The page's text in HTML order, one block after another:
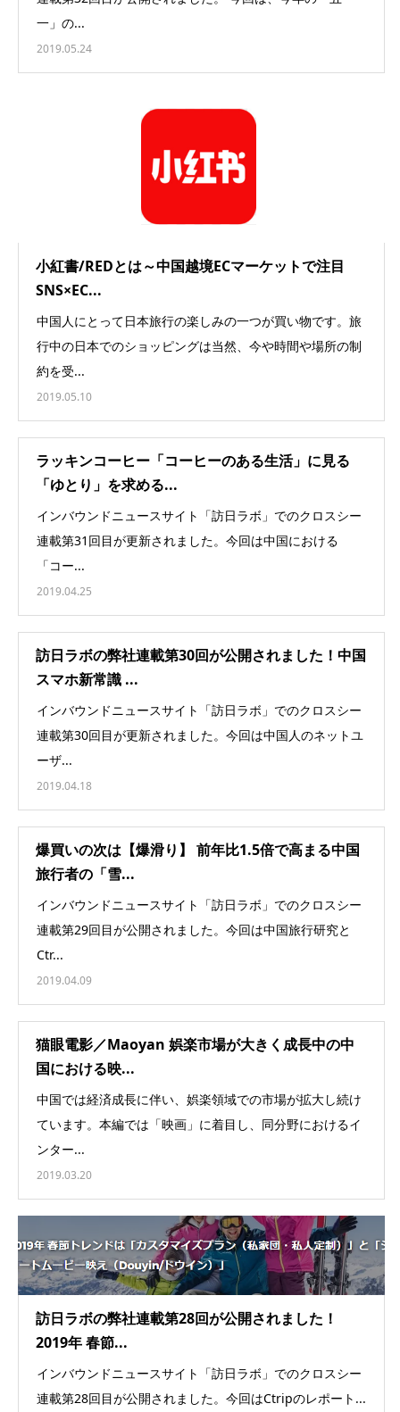
一」の...
2019.05.24
小紅書/REDとは～中国越境ECマーケットで注目
SNS×EC...
中国人にとって日本旅行の楽しみの一つが買い物です。旅
行中の日本でのショッピングは当然、今や時間や場所の制
約を受...
2019.05.10
ラッキンコーヒー「コーヒーのある生活」に見る
「ゆとり」を求める...
インバウンドニュースサイト「訪日ラボ」でのクロスシー
連載第31回目が更新されました。今回は中国における
「コー...
2019.04.25
訪日ラボの弊社連載第30回が公開されました！中国
スマホ新常識 ...
インバウンドニュースサイト「訪日ラボ」でのクロスシー
連載第30回目が更新されました。今回は中国人のネットユ
ーザ...
2019.04.18
爆買いの次は【爆滑り】 前年比1.5倍で高まる中国
旅行者の「雪...
インバウンドニュースサイト「訪日ラボ」でのクロスシー
連載第29回目が公開されました。今回は中国旅行研究と
Ctr...
2019.04.09
猫眼電影／Maoyan 娯楽市場が大きく成長中の中
国における映...
中国では経済成長に伴い、娯楽領域での市場が拡大し続け
ています。本編では「映画」に着目し、同分野におけるイ
ンター...
2019.03.20
訪日ラボの弊社連載第28回が公開されました！
2019年 春節...
インバウンドニュースサイト「訪日ラボ」でのクロスシー
連載第28回目が公開されました。今回はCtripのレポート...